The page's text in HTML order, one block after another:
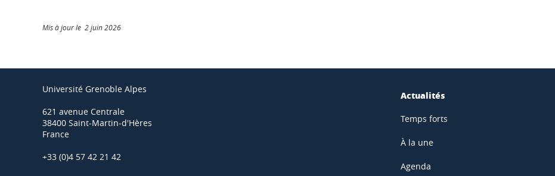
Mis à jour le 2 juin 2026
Université Grenoble Alpes
621 avenue Centrale
38400 Saint-Martin-d'Hères
France
+33 (0)4 57 42 21 42
Actualités
Temps forts
À la une
Agenda